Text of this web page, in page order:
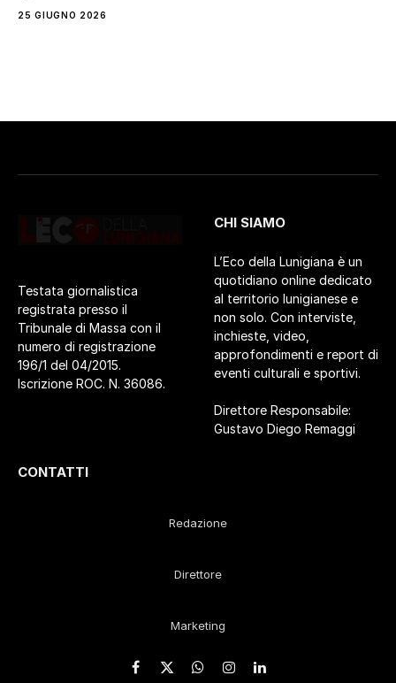
25 GIUGNO 2026
Testata giornalistica
registrata presso il
Tribunale di Massa con il
numero di registrazione
196/1 del 04/2015.
Iscrizione ROC. N. 36086.
CHI SIAMO
L’Eco della Lunigiana è un
quotidiano online dedicato
al territorio lunigianese e
non solo. Con interviste,
inchieste, video,
approfondimenti e report di
eventi culturali e sportivi.
Direttore Responsabile:
Gustavo Diego Remaggi
CONTATTI
Redazione
Direttore
Marketing
Facebook
X WhatsApp
Instagram
LinkedIn